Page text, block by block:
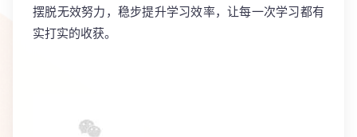
摆脱无效努力，稳步提升学习效率，让每一次学习都有
实打实的收获。